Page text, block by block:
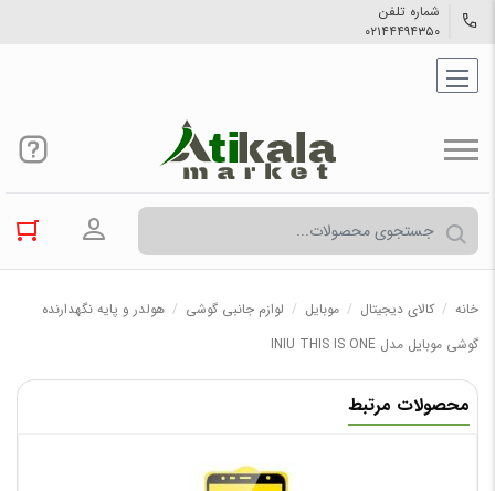
شماره تلفن
۰۲۱۴۴۴۹۴۳۵۰
ورود به
خانه / کالاي دیجیتال / موبایل / لوازم جانبی گوشی / هولدر و پایه نگهدارنده
گوشی موبایل مدل INIU THIS IS ONE
محصولات مرتبط